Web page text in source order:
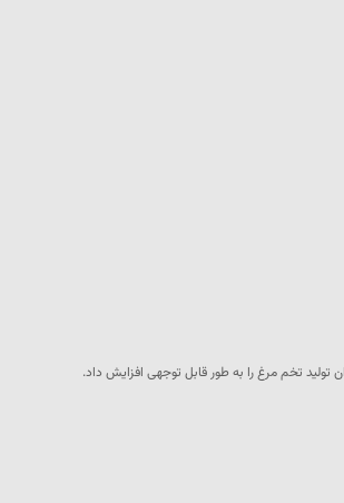
تخم مرغ را به طور قابل توجهی افزایش داد.